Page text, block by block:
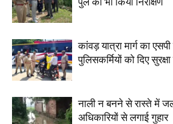
कांवड़ यात्रा मार्ग का एसपी
पुलिसकर्मियों को दिए
नाली न बनने से रास्ते में
अधिकारियों से लगाई गुहार